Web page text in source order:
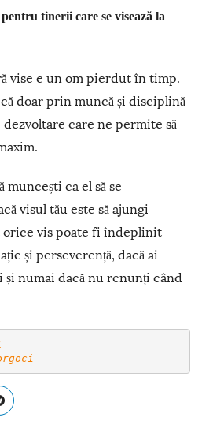
tinerii care se visează la
vise e un om pierdut în timp.
doar prin muncă și disciplină
care ne permite să
muncești ca el să se
visul tău este să ajungi
orice vis poate fi îndeplinit
și perseverență, dacă ai
și numai dacă nu renunți când